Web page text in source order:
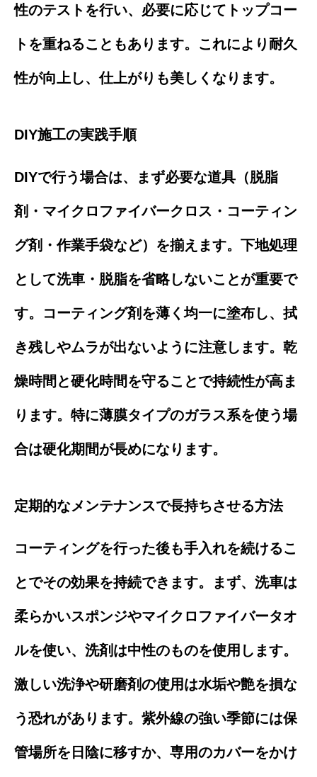
性のテストを行い、必要に応じてトップコー
トを重ねることもあります。これにより耐久
性が向上し、仕上がりも美しくなります。
DIY施工の実践手順
DIYで行う場合は、まず必要な道具（脱脂
剤・マイクロファイバークロス・コーティン
グ剤・作業手袋など）を揃えます。下地処理
として洗車・脱脂を省略しないことが重要で
す。コーティング剤を薄く均一に塗布し、拭
き残しやムラが出ないように注意します。乾
燥時間と硬化時間を守ることで持続性が高ま
ります。特に薄膜タイプのガラス系を使う場
合は硬化期間が長めになります。
定期的なメンテナンスで長持ちさせる方法
コーティングを行った後も手入れを続けるこ
とでその効果を持続できます。まず、洗車は
柔らかいスポンジやマイクロファイバータオ
ルを使い、洗剤は中性のものを使用します。
激しい洗浄や研磨剤の使用は水垢や艶を損な
う恐れがあります。紫外線の強い季節には保
管場所を日陰に移すか、専用のカバーをかけ